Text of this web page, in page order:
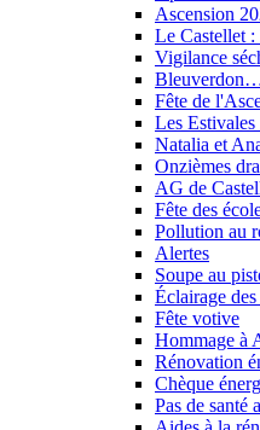
Ascension
Le Castellet
Vigilance
Fête de
Les Estivales
Natalia et
Onzièmes
AG de
Fête des
Pollution au
Alertes
Soupe au
Éclairage des
Fête votive
Hommage à
Rénovation
Chèque
Pas de santé